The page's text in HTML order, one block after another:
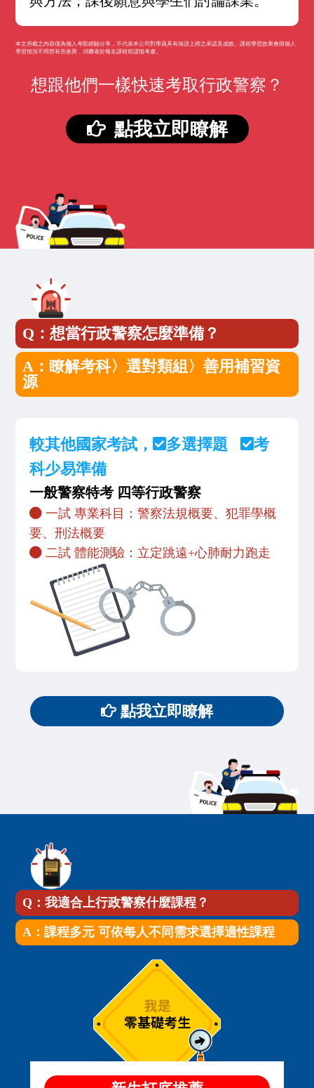
本文所載之內容僅為個人考取經驗分享，不代表本公司對學員具有保證上榜之承諾及成效。課程學習效果會因個人
學習情況不同而有所差異，消費者於報名課程前謹慎考慮。
想跟他們一樣快速考取行政警察？
點我立即瞭解
Q：想當行政警察怎麼準備？
A：瞭解考科〉選對類組〉善用補習資
源
較其他國家考試， 多選擇題
考
科少易準備
一般警察特考 四等行政警察
一試 專業科目：警察法規概要、犯罪學概
要、刑法概要
二試 體能測驗：立定跳遠+心肺耐力跑走
點我立即瞭解
Q：我適合上行政警察什麼課程？
A：課程多元 可依每人不同需求選擇適性課程